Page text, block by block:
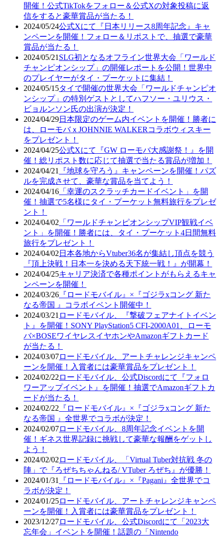
開催！公式TikTokをフォロー＆公式Xの対象投稿に返
信をすると豪華賞品が当たる！
2024/05/24公式Xにて『日本リリース8周年記念』キャ
ンペーンを開催！フォロー＆リポストで、抽選で豪華
賞品が当たる！
2024/05/21 SLG初となるオフライン世界大会「ワールド
チャンピオンシップ」の開催レポートを公開！世界中
のプレイヤーがタイ・プーケットに集結！
2024/05/15タイで開催の世界大会「ワールドチャンピオ
ンシップ」の特別ゲストとしてハフソー・ユリウス・
ビョルンソン氏の出演が決定！
2024/04/29日本限定のゲーム内イベントを開催！勝者に
は、ローモバｘJOHNNIE WALKERコラボウィスキー
をプレゼント！
2024/04/25公式Xにて『GW ローモバ大感謝祭！』を開
催！総リポスト数に応じて抽選で当たる賞品が増加！
2024/04/21
『地球を守ろう』キャンペーンを開催！パズ
ルを完成させて、豪華な賞品を当てよう！
2024/04/16 「幸運のスクラッチカードイベント」を開
催！抽選で5名様にタイ・プーケット無料旅行をプレゼ
ント！
2024/04/02 「ワールドチャンピオンシップVIP観戦イベ
ント」を開催！勝者には、タイ・プーケット4日間無料
旅行をプレゼント！
2024/04/02 日本各地からVtuber36名が集結し頂点を競う
『頂上決戦！日本一を決める天下統一戦！』が開幕！
2024/04/25キャリア決済で各種ポイントがもらえるキャ
ンペーンを開催！
2024/03/26 『ロードモバイル』×『ゴジラxコング 新た
なる帝国 』コラボイベント開催中！
2024/03/21 ロードモバイル、『撃破フェアナイトイベン
ト』を開催！SONY PlayStation5 CFI-2000A01、ローモ
バ×BOSEワイヤレスイヤホンやAmazonギフトカード
が当たる！
2024/03/07ロードモバイル、アートチャレンジキャンペ
ーンを開催！入賞者には豪華賞品をプレゼント！
2024/02/22 ロードモバイル、公式Discordにて『フォロ
ワーアップイベント』を開催！抽選でAmazonギフトカ
ードが当たる！
2024/02/22 『ロードモバイル』×『ゴジラxコング 新た
なる帝国 』全世界でコラボが決定！
2024/02/07ロードモバイル、8周年記念イベントを開
催！ギネス世界記録に挑戦して豪華な報酬をゲットし
よう！
2024/02/02 ロードモバイル、「Virtual Tuber対抗戦 冬の
陣」で『ろぜちちゃんねる/ VTuber ろぜち』が優勝！
2024/01/31
『ロードモバイル』×『Pagani』全世界でコ
ラボが決定！
2024/01/25ロードモバイル、アートチャレンジキャンペ
ーンを開催！入賞者には豪華賞品をプレゼント！
2023/12/27ロードモバイル、公式Discordにて「2023大
忘年会」イベントを開催！話題の「Nintendo